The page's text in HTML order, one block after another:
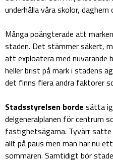
underhålla våra skolor, daghem
Många poängterade att
staden. Det stämmer säkert,
att exploatera med
heller brist på mark i stadens
det finns flera andra faktorer
Stadsstyrelsen borde sätta
delgeneralplanen för centrum
fastighetsägarna. Tyvärr
allt på paus men man har nu
sommaren. Samtidigt bör